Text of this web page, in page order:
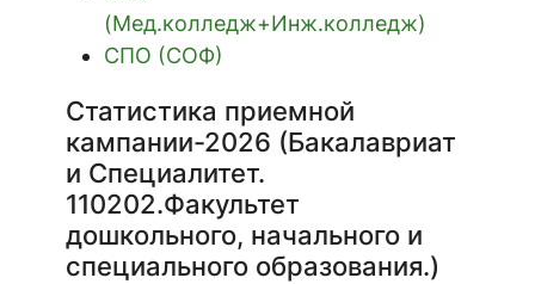
(Мед.колледж+Инж.колледж)
СПО (СОФ)
Статистика приемной
кампании-2026 (Бакалавриат
и Специалитет.
110202.Факультет
дошкольного, начального и
специального образования.)